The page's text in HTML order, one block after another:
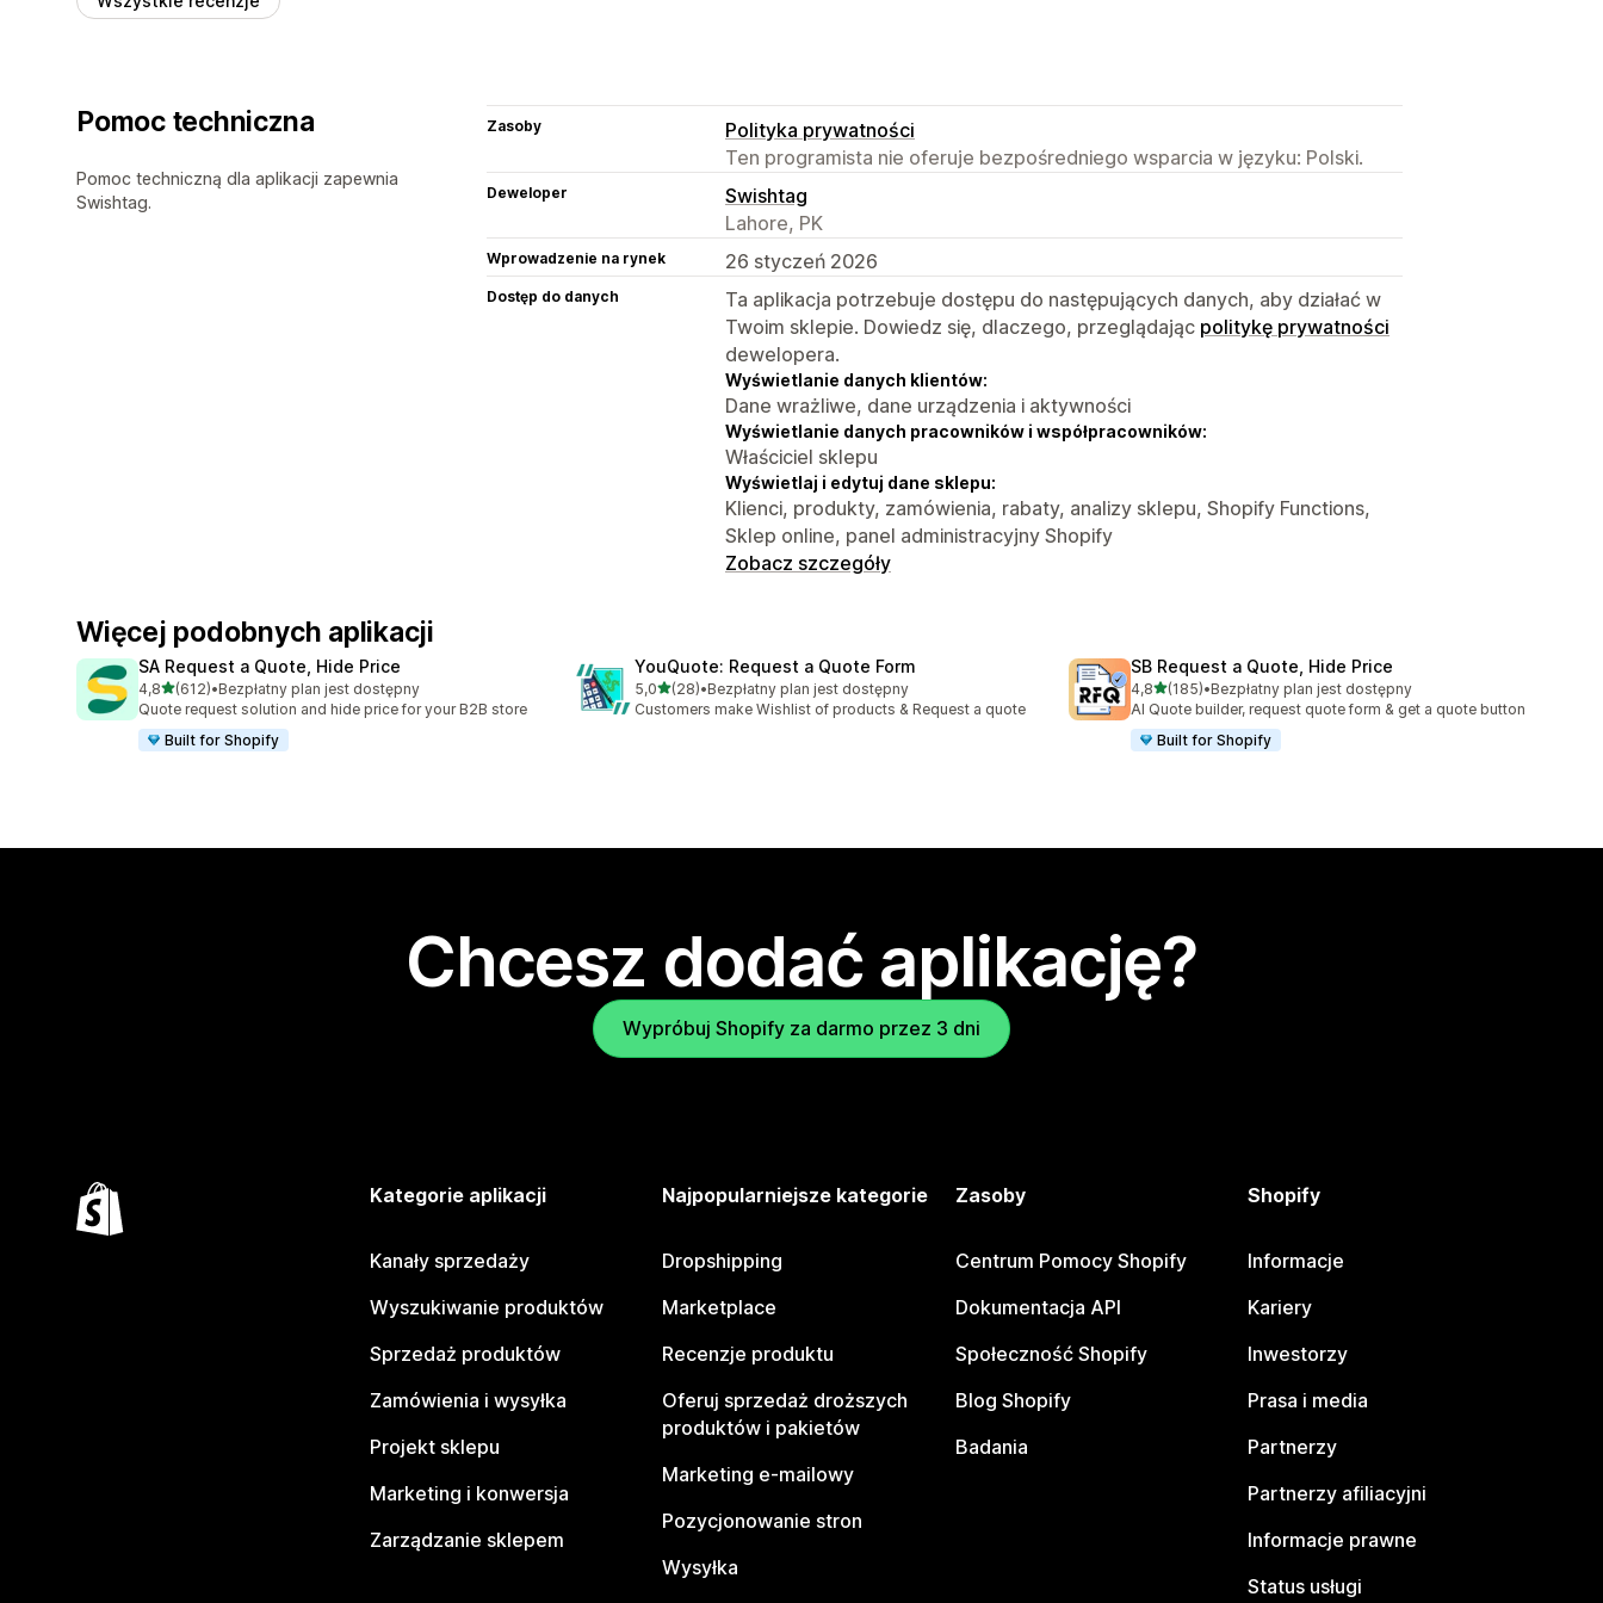
Pomoc techniczna
Pomoc techniczną dla aplikacji zapewnia
Swishtag.
Zasoby
Polityka prywatności
Ten programista nie oferuje bezpośredniego wsparcia w języku: Polski.
Deweloper
Swishtag
Lahore, PK
Wprowadzenie na rynek 26 styczeń 2026
Dostęp do danych
Ta aplikacja potrzebuje dostępu do następujących danych, aby działać w
Twoim sklepie. Dowiedz się, dlaczego, przeglądając politykę prywatności
dewelopera.
Wyświetlanie danych klientów:
Dane wrażliwe, dane urządzenia i aktywności
Wyświetlanie danych pracowników i współpracowników:
Właściciel sklepu
Wyświetlaj i edytuj dane sklepu:
Klienci, produkty, zamówienia, rabaty, analizy sklepu, Shopify Functions,
Sklep online, panel administracyjny Shopify
Zobacz szczegóły
Więcej podobnych aplikacji
SA Request a Quote, Hide Price
4,8na 5 gwiazdek
(612)
Łączna liczba recenzji: 612
•Bezpłatny plan jest dostępny
Quote request solution and hide price for your B2B store
Built for Shopify
YouQuote: Request a Quote Form
5,0na 5 gwiazdek
(28)
Łączna liczba recenzji: 28
•Bezpłatny plan jest dostępny
Customers make Wishlist of products & Request a quote
SB Request a Quote, Hide Price
4,8na 5 gwiazdek
(185)
Łączna liczba recenzji: 185
•Bezpłatny plan jest dostępny
AI Quote builder, request quote form & get a quote button
Built for Shopify
Chcesz dodać aplikację?
Wypróbuj Shopify za darmo przez 3 dni
Kategorie aplikacji
Kanały sprzedaży
Wyszukiwanie produktów
Sprzedaż produktów
Zamówienia i wysyłka
Projekt sklepu
Marketing i konwersja
Zarządzanie sklepem
Najpopularniejsze kategorie
Dropshipping
Marketplace
Recenzje produktu
Oferuj sprzedaż droższych
produktów i pakietów
Marketing e-mailowy
Pozycjonowanie stron
Wysyłka
Zasoby
Centrum Pomocy Shopify
Dokumentacja API
Społeczność Shopify
Blog Shopify
Badania
Shopify
Informacje
Kariery
Inwestorzy
Prasa i media
Partnerzy
Partnerzy afiliacyjni
Informacje prawne
Status usługi